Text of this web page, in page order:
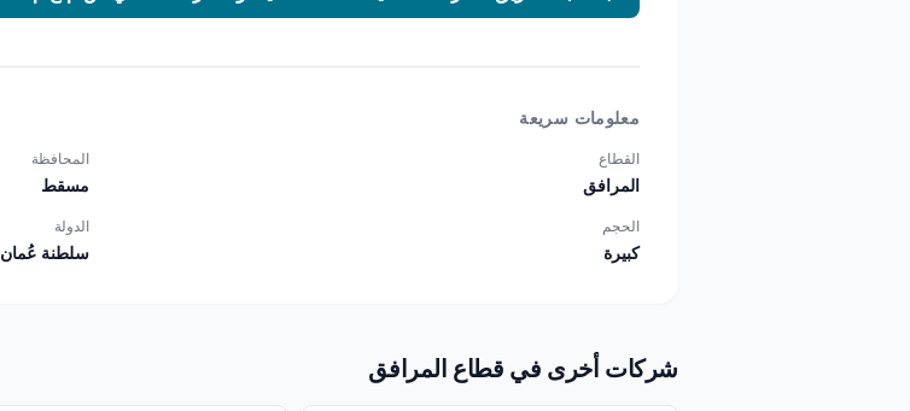
معلومات سريعة
القطاع
المرافق
المحافظة
مسقط
الحجم
كبيرة
الدولة
سلطنة عُمان
شركات أخرى في قطاع المرافق